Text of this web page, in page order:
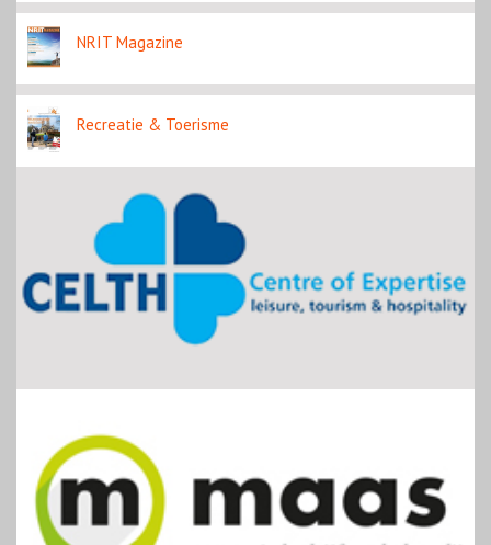
NRIT Magazine
Recreatie & Toerisme